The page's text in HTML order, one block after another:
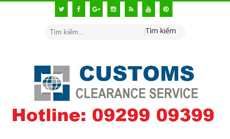
Tìm kiếm